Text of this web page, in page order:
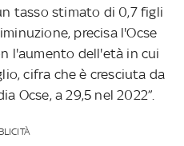
tasso stimato di 0,7 figli
precisa l'Ocse
l'aumento dell'età in cui
cifra che è cresciuta da
Ocse, a 29,5 nel 2022”.